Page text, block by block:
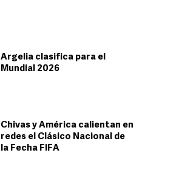
Argelia clasifica para el
Mundial 2026
Chivas y América calientan en
redes el Clásico Nacional de
la Fecha FIFA